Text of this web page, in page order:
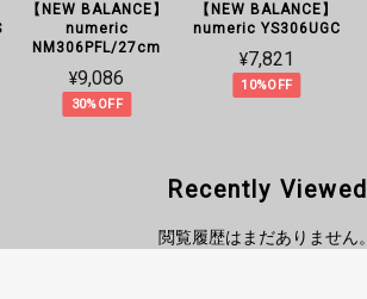
【NEW BALANCE】
numeric
NM306PFL/27cm
¥9,086
30%OFF
【NEW BALANCE】
numeric YS306UGC
¥7,821
10%OFF
Recently Viewed
閲覧履歴はまだありません。